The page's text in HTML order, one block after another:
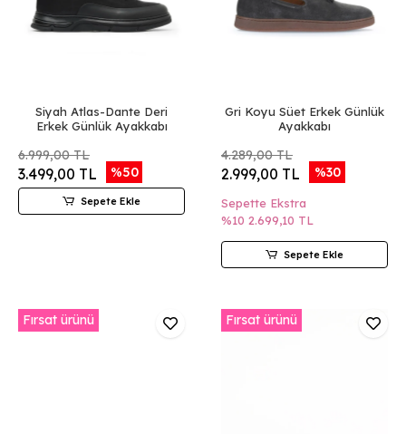
Siyah Atlas-Dante Deri
Erkek Günlük Ayakkabı
6.999,00 TL
3.499,00 TL %50
Sepete Ekle
Gri Koyu Süet Erkek Günlük
Ayakkabı
4.289,00 TL
2.999,00 TL %30
Sepette Ekstra
%10 2.699,10 TL
Sepete Ekle
Fırsat ürünü Fırsat ürünü